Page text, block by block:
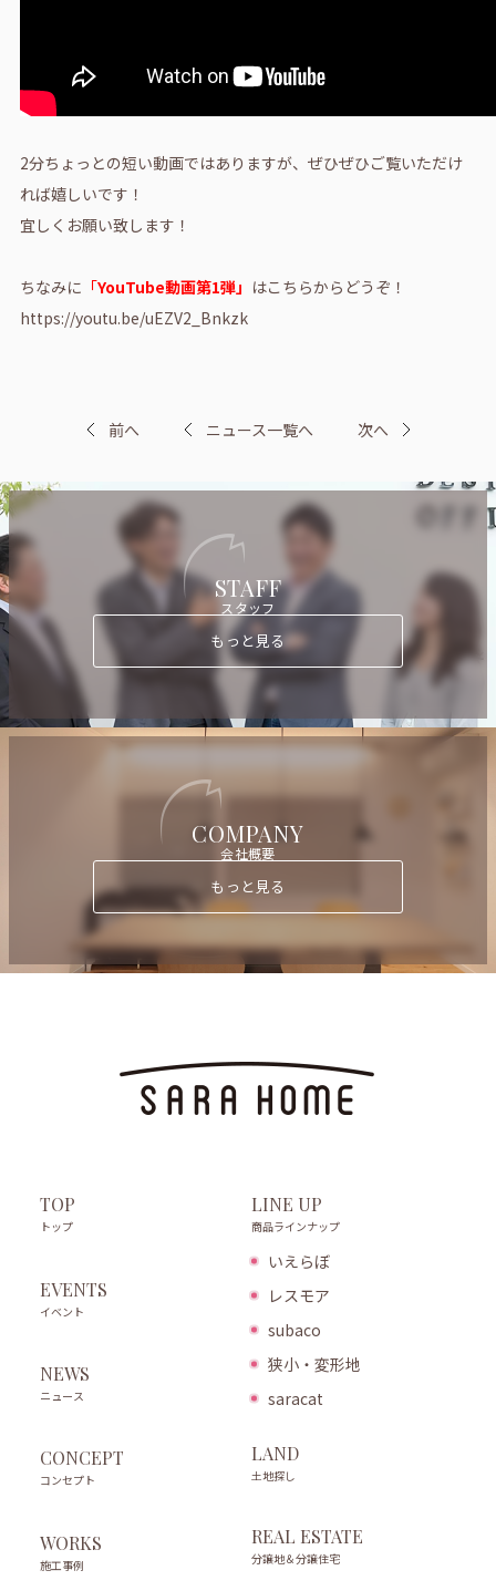
2分ちょっとの短い動画ではありますが、ぜひぜひご覧いただけ
れば嬉しいです！
宜しくお願い致します！
ちなみに 「YouTube動画第1弾」 はこちらからどうぞ！
https://youtu.be/uEZV2_Bnkzk
前へ ニュース一覧へ 次へ
STAFF
スタッフ
もっと見る
COMPANY
会社概要
もっと見る
TOP
トップ
EVENTS
イベント
NEWS
ニュース
CONCEPT
コンセプト
WORKS
施工事例
LINE UP
商品ラインナップ
いえらぼ
レスモア
subaco
狭小・変形地
saracat
LAND
土地探し
REAL ESTATE
分譲地＆分譲住宅